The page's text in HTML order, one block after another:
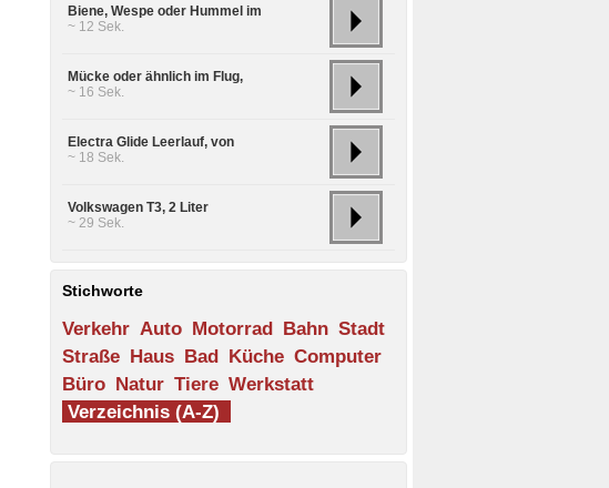
Biene, Wespe oder Hummel im
~ 12 Sek.
Mücke oder ähnlich im Flug,
~ 16 Sek.
Electra Glide Leerlauf, von
~ 18 Sek.
Volkswagen T3, 2 Liter
~ 29 Sek.
Stichworte
Verkehr Auto Motorrad Bahn Stadt
Straße Haus Bad Küche Computer
Büro Natur Tiere Werkstatt
Verzeichnis (A-Z)